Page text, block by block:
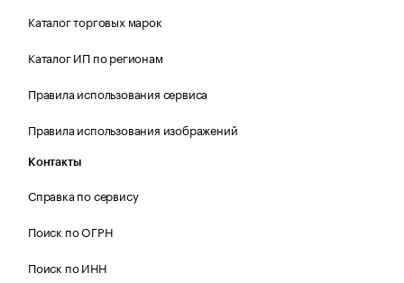
Каталог торговых марок
Каталог ИП по регионам
Правила использования сервиса
Правила использования изображений
Контакты
Справка по сервису
Поиск по ОГРН
Поиск по ИНН